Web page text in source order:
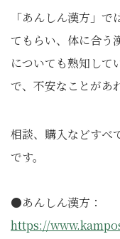
「あんしん漢方」
てもらい、体に合う
についても熟知して
で、不安なことがあ
相談、購入などすべ
です。
●あんしん漢方：
https://